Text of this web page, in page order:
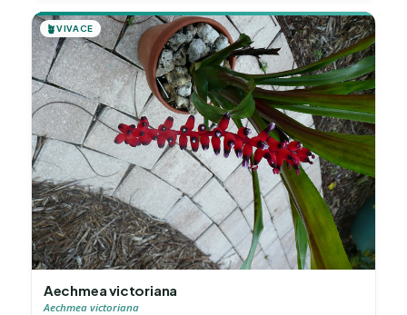
🪴VIVACE
Aechmea victoriana
Aechmea victoriana